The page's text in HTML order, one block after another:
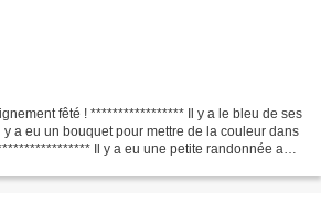
fêté ! ***************** Il y a le bleu de ses
a eu un bouquet pour mettre de la couleur dans
Il y a eu une petite randonnée au